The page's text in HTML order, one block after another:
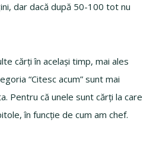
dar dacă după 50-100 tot nu
cărți în același timp, mai ales
“Citesc acum” sunt mai
Pentru că unele sunt cărți la care
în funcție de cum am chef.